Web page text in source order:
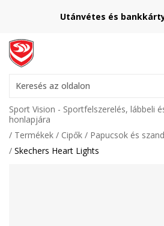
Utánvétes és
Keresés az oldalon
Sport Vision - Sportfelszerelés, lábbeli
honlapjára
Termékek
Cipők Papucsok és
Skechers Heart Lights